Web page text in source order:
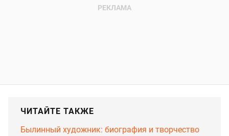
ЧИТАЙТЕ ТАКЖЕ
Былинный художник: биография и творчество